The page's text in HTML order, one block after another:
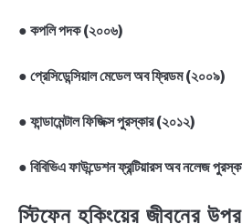
● কপলি পদক (২০০৬)
● প্রেসিডেন্সিয়াল মেডেল অব ফ্রিডম (২০০৯)
● ফান্ডামেন্টাল ফিজিক্স পুরস্কার (২০১২)
● বিবিভিএ ফাউন্ডেশন ফ্রন্টিয়ারস অব নলেজ
স্টিফেন হকিংয়ের জীবনের